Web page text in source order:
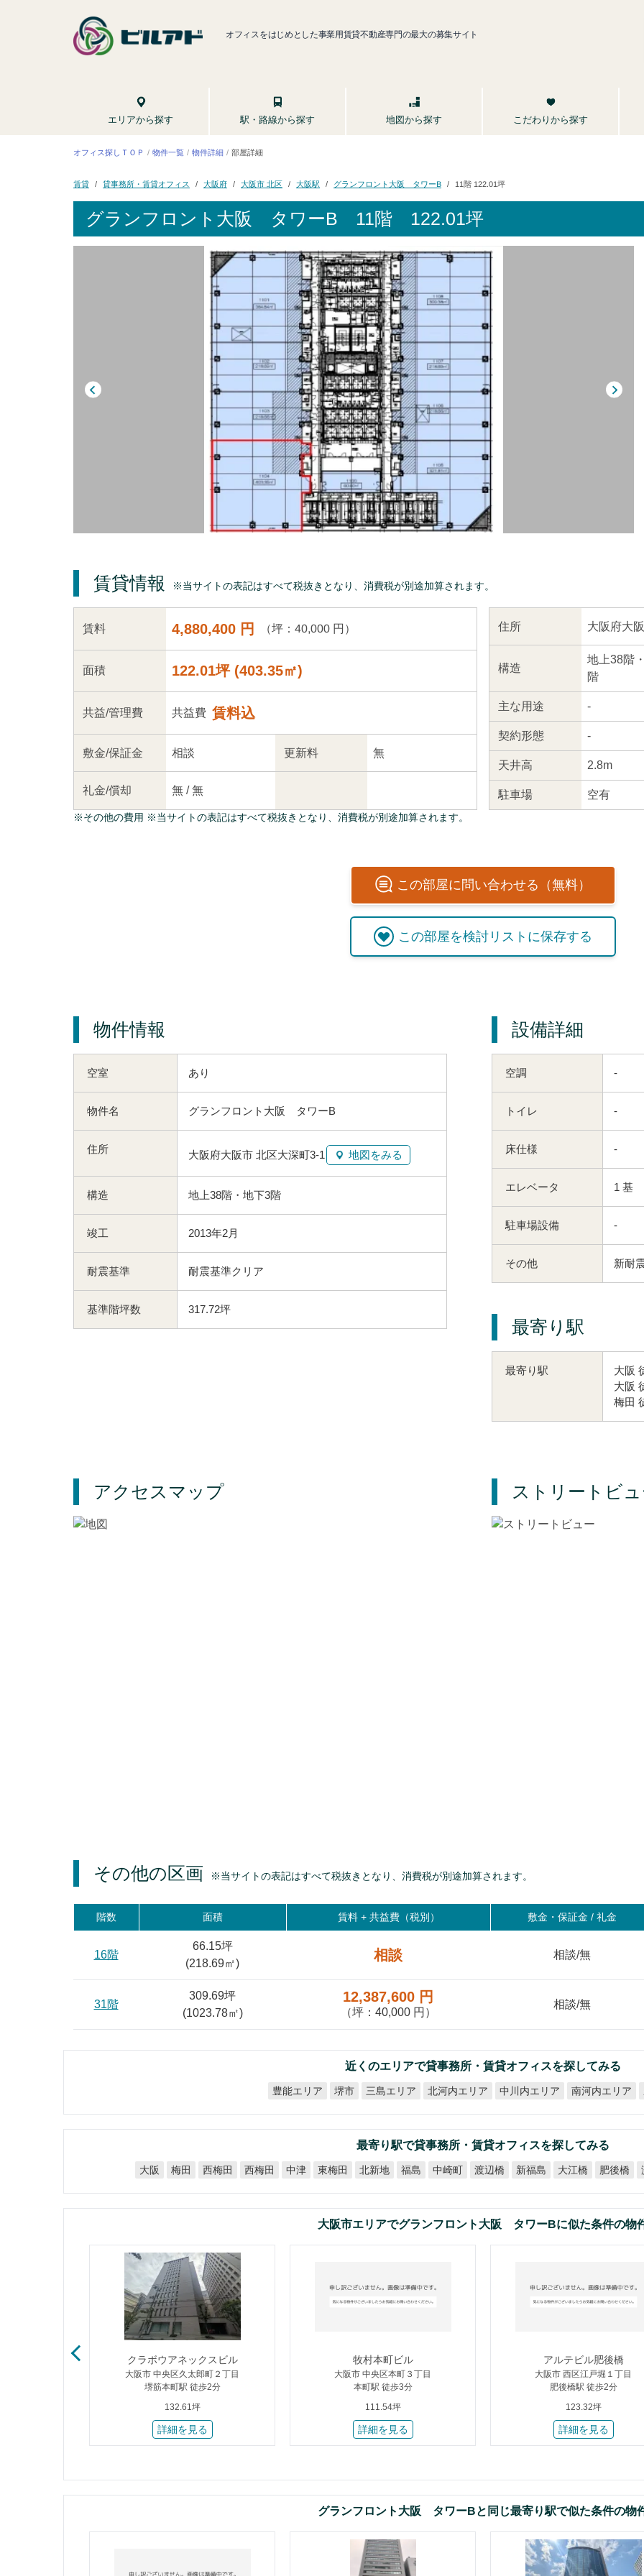
オフィスをはじめとした事業用賃貸不動産専門の最大の募集サイト
エリアから探す 駅・路線から探す 地図から探す こだわりから探す
オフィス探しＴＯＰ 物件一覧 物件詳細 部屋詳細
賃貸 貸事務所・賃貸オフィス 大阪府 大阪市 北区 大阪駅 グランフロント大阪 タワーB 11階 122.01坪
グランフロント大阪 タワーB 11階 122.01坪
賃貸情報 ※当サイトの表記はすべて税抜きとなり、消費税が別途加算されます。
賃料 4,880,400 円 （坪：40,000 円）
面積 122.01坪 (403.35㎡)
共益/管理費 共益費 賃料込
敷金/保証金 相談 更新料 無
礼金/償却 無 /無
住所 大阪府大
構造
地上38階
階
主な用途 -
契約形態 -
天井高 2.8m
駐車場 空有
※その他の費用 ※当サイトの表記はすべて税抜きとなり、消費税が別途加算されます。
この部屋に問い合わせる（無料）
この部屋を検討リストに保存する
物件情報
空室 あり
物件名 グランフロント大阪 タワーB
住所 大阪府大阪市 北区大深町3-1 地図をみる
構造 地上38階・地下3階
竣工 2013年2月
耐震基準 耐震基準クリア
基準階坪数 317.72坪
設備詳細
空調 -
トイレ -
床仕様 -
エレベータ 1 基
駐車場設備 -
その他 新耐
最寄り駅
最寄り駅
大阪
大阪
梅田
アクセスマップ ストリートビ
その他の区画 ※当サイトの表記はすべて税抜きとなり、消費税が別途加算されます。
階数 面積 賃料 +共益費（税別） 敷金・保証金 / 礼金
16階
66.15坪
(218.69㎡)
相談 相談/無
31階
309.69坪
(1023.78㎡)
12,387,600 円
（坪：40,000 円）
相談/無
近くのエリアで貸事務所・賃貸オフィスを探してみる
豊能エリア 堺市 三島エリア 北河内エリア 中川内エリア 南河内エリア
最寄り駅で貸事務所・賃貸オフィスを探してみる
大阪 梅田 西梅田 西梅田 中津 東梅田 北新地 福島 中崎町 渡辺橋 新福島 大江橋 肥後橋
大阪市エリアでグランフロント大阪 タワーBに似た条件の物
クラボウアネックスビル
大阪市 中央区久太郎町２丁目
堺筋本町駅 徒歩2分
132.61坪
詳細を見る
牧村本町ビル
大阪市 中央区本町３丁目
本町駅 徒歩3分
111.54坪
詳細を見る
アルテビル肥後橋
大阪市 西区江戸堀１丁目
肥後橋駅 徒歩2分
123.32坪
詳細を見る
グランフロント大阪 タワーBと同じ最寄り駅で似た条件の物